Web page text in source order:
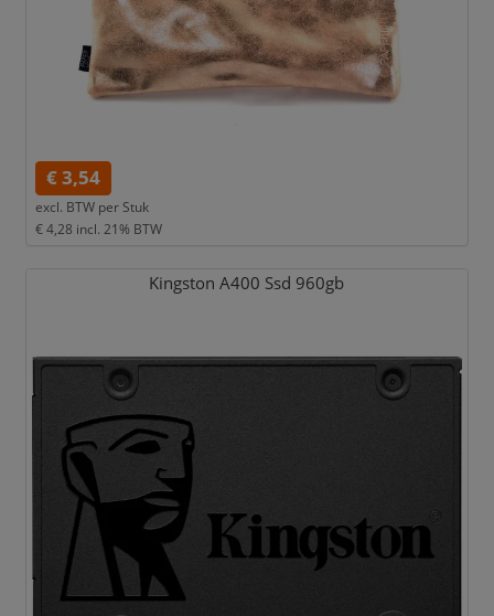
€ 3,54
excl. BTW per Stuk
€ 4,28 incl. 21% BTW
Kingston A400 Ssd 960gb